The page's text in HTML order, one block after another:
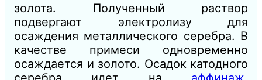
золота. Полученный раствор
подвергают электролизу для
осаждения металлического серебра. В
качестве примеси одновременно
осаждается и золото. Осадок катодного